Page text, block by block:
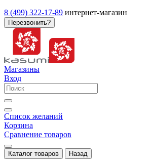
8 (499) 322-17-89 интернет-магазин
Перезвонить?
Магазины
Вход
Список желаний
Корзина
Сравнение товаров
Каталог товаров Назад